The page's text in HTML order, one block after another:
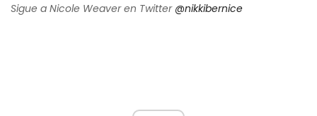
Sigue a Nicole Weaver en Twitter @nikkibernice